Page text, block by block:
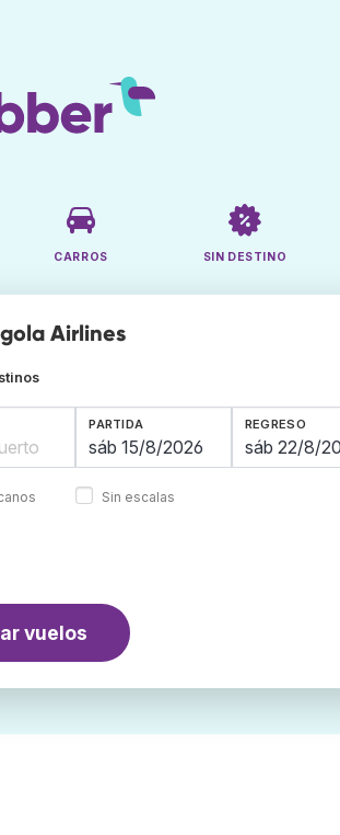
CARROS SIN DESTINO
Airlines
PARTIDA REGRESO
Sin escalas
vuelos